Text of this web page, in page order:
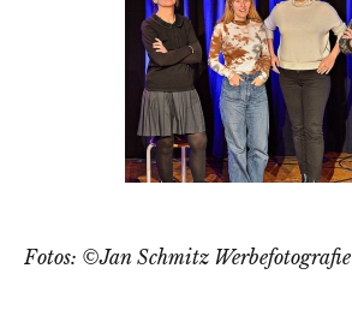
Fotos: ©Jan Schmitz Werbefotografie